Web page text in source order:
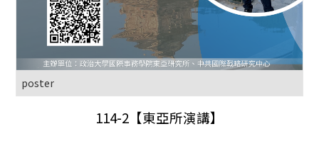
poster
114-2 【東亞所演講】